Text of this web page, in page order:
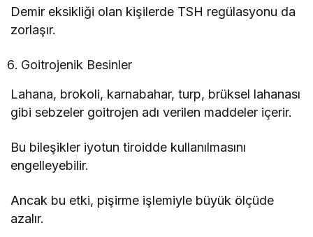
Demir eksikliği olan kişilerde TSH regülasyonu da
zorlaşır.
Goitrojenik Besinler
Lahana, brokoli, karnabahar, turp, brüksel lahanası
gibi sebzeler goitrojen adı verilen maddeler içerir.
Bu bileşikler iyotun tiroidde kullanılmasını
engelleyebilir.
Ancak bu etki, pişirme işlemiyle büyük ölçüde
azalır.